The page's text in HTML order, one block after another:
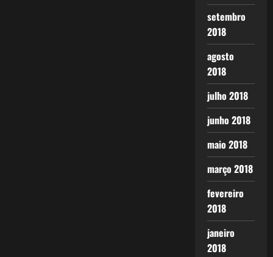
setembro
2018
agosto
2018
julho 2018
junho 2018
maio 2018
março 2018
fevereiro
2018
janeiro
2018